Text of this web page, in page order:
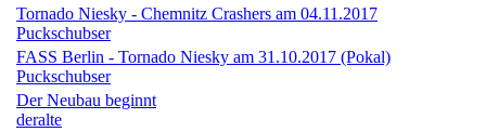
Tornado Niesky - Chemnitz Crashers am 04.11.2017
Puckschubser
FASS Berlin - Tornado Niesky am 31.10.2017 (Pokal)
Puckschubser
Der Neubau beginnt
deralte